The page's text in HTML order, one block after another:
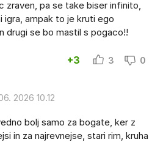
zraven, pa se take biser infinito,
ampak to je kruti ego
drugi se bo mastil s pogaco!!
+3 3 0
2026 10.12
bolj samo za bogate, ker z
in za najrevnejse, stari rim, kruha